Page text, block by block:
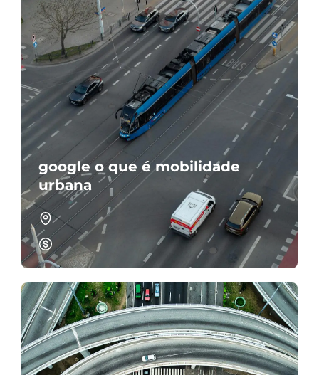
google o que é mobilidade
urbana